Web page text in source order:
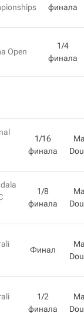
финала
Open
1/4
финала
1/16
финала
1/8
финала
Финал
1/2
финала